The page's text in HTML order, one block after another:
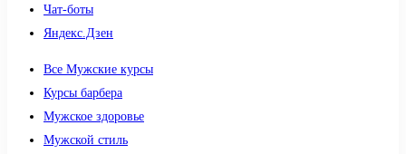
Чат-боты
Яндекс.Дзен
Все Мужские курсы
Курсы барбера
Мужское здоровье
Мужской стиль